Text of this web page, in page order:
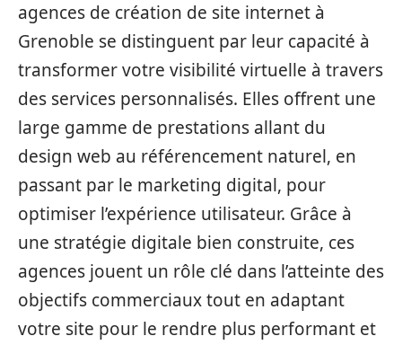
agences de création de site internet à
Grenoble se distinguent par leur capacité à
transformer votre visibilité virtuelle à travers
des services personnalisés. Elles offrent une
large gamme de prestations allant du
design web au référencement naturel, en
passant par le marketing digital, pour
optimiser l’expérience utilisateur. Grâce à
une stratégie digitale bien construite, ces
agences jouent un rôle clé dans l’atteinte des
objectifs commerciaux tout en adaptant
votre site pour le rendre plus performant et